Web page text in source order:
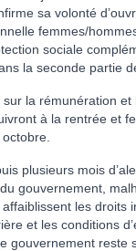
sa volonté
femmes/
sociale
la seconde partie
sur la rému­né­ra­tion
à la ren­trée et
plu­sieurs mois
gou­ver­ne­ment,
les droits
et les condi­tions
gou­ver­ne­ment reste